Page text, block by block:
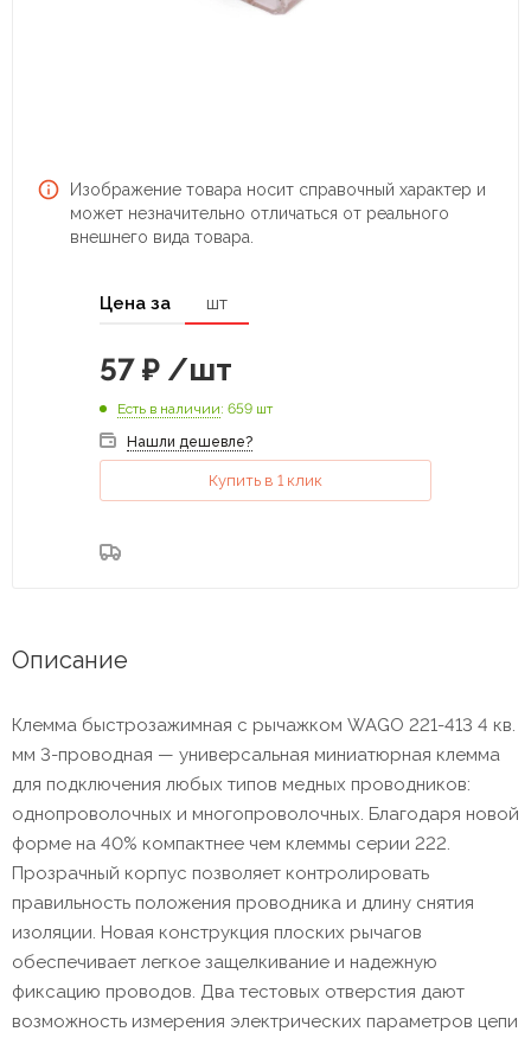
Изображение товара носит справочный характер и
может незначительно отличаться от реального
внешнего вида товара.
Цена за шт
57 ₽ /шт
Есть в наличии: 659 шт
Нашли дешевле?
Купить в 1 клик
Описание
Клемма быстрозажимная с рычажком WAGO 221-413 4 кв.
мм 3-проводная — универсальная миниатюрная клемма
для подключения любых типов медных проводников:
однопроволочных и многопроволочных. Благодаря новой
форме на 40% компактнее чем клеммы серии 222.
Прозрачный корпус позволяет контролировать
правильность положения проводника и длину снятия
изоляции. Новая конструкция плоских рычагов
обеспечивает легкое защелкивание и надежную
фиксацию проводов. Два тестовых отверстия дают
возможность измерения электрических параметров цепи